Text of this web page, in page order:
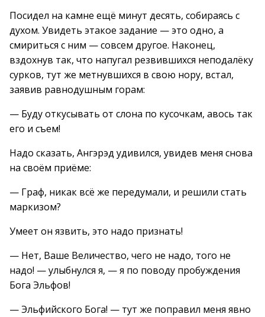
Посидел на камне ещё минут десять, собираясь с
духом. Увидеть этакое задание — это одно, а
смириться с ним — совсем другое. Наконец,
вздохнув так, что напугал резвившихся неподалёку
сурков, тут же метнувшихся в свою нору, встал,
заявив равнодушным горам:
— Буду откусывать от слона по кусочкам, авось так
его и съем!
Надо сказать, Ангэрэд удивился, увидев меня снова
на своём приёме:
— Граф, никак всё же передумали, и решили стать
маркизом?
Умеет он язвить, это надо признать!
— Нет, Ваше Величество, чего не надо, того не
надо! — улыбнулся я, — я по поводу пробуждения
Бога Эльфов!
— Эльфийского Бога! — тут же поправил меня явно